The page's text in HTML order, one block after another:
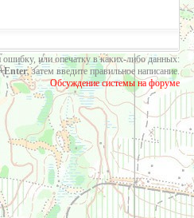
или опечатку в каких-либо данных:
, затем введите правильное написание.
Обсуждение системы на форуме